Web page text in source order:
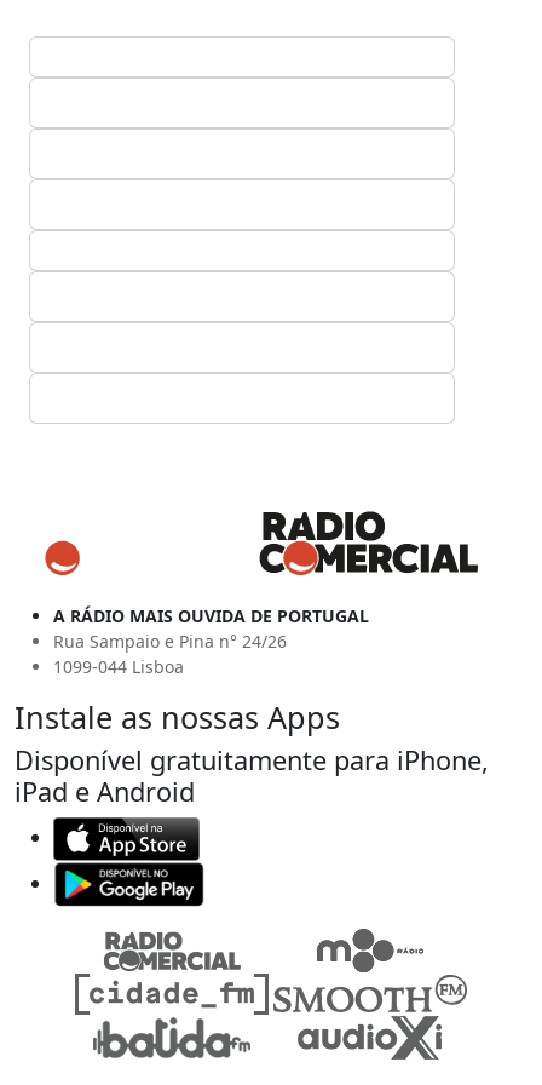
A RÁDIO MAIS OUVIDA DE PORTUGAL
Rua Sampaio e Pina n° 24/26
1099-044 Lisboa
Instale as nossas Apps
Disponível gratuitamente para iPhone,
iPad e Android